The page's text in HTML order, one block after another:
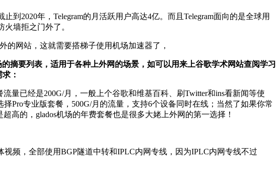
到2020年，Telegram的月活跃用户高达4亿。而且Telegram面向的是全球用
墙拒之门外了。
的网站，这就需要搭梯子使用机场加速器了，
摘要列表，适用于各种上外网的场景，如可以用来上谷歌学术网站查阅学习
：
量已经是200G/月，一般上个谷歌和维基百科、刷Twitter和ins看新闻等使
Pro专业版套餐，500G/月的流量，支持6个设备同时在线；当然了如果你常
高的，glados机场的年费套餐也是很多大姥上外网的第一选择！
频，全部使用BGP隧道中转和IPLC内网专线，因为IPLC内网专线不过